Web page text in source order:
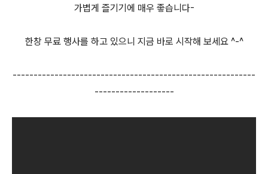
가볍게 즐기기에 매우 좋습니다-
한창 무료 행사를 하고 있으니 지금 바로 시작해 보세요 ^-^
----------------------------------------------------------
-------------------